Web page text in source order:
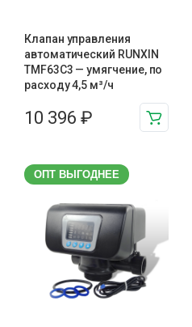
Клапан управления
автоматический RUNXIN
TMF63C3 — умягчение, по
расходу 4,5 м³/ч
10 396 ₽
ОПТ ВЫГОДНЕЕ